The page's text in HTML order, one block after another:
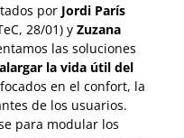
por Jordi París
28/01) y Zuzana
las soluciones
alargar la vida útil del
en el confort, la
de los usuarios.
para modular los